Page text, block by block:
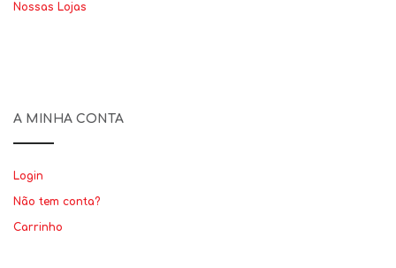
Nossas Lojas
A MINHA CONTA
Login
Não tem conta?
Carrinho